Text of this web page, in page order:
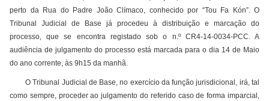
perto da Rua do Padre João Clímaco, conhecido por “Tou Fa Kón”. O
Tribunal Judicial de Base já procedeu à distribuição e marcação do
processo, que se encontra registado sob o n.º CR4-14-0034-PCC. A
audiência de julgamento do processo está marcada para o dia 14 de Maio
do ano corrente, às 9h15 da manhã.
O Tribunal Judicial de Base, no exercício da função jurisdicional, irá, tal
como sempre, proceder ao julgamento do referido caso de forma imparcial,